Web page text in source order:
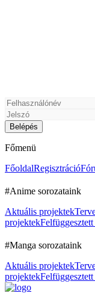
Főmenü
FőoldalRegisztráció
#Anime sorozataink
Aktuális projektek
projektek
#Manga sorozataink
Aktuális projektek
projektek